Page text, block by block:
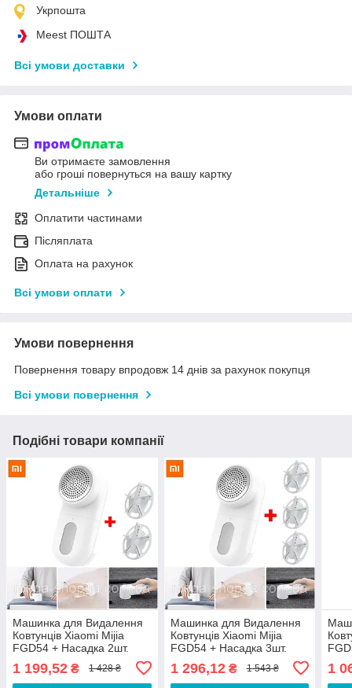
Укрпошта
Meest ПОШТА
Всі умови доставки
Умови оплати
Ви отримаєте замовлення
або гроші повернуться на вашу картку
Детальніше
Оплатити частинами
Післяплата
Оплата на рахунок
Всі умови оплати
Умови повернення
Повернення товару впродовж 14 днів за рахунок покупця
Всі умови повернення
Подібні товари компанії
Машинка для Видалення
Ковтунців Xiaomi Mijia
FGD54 + Насадка 2шт.
катишків
1 199,52 ₴ 1 428 ₴
Машинка для Видалення
Ковтунців Xiaomi Mijia
FGD54 + Насадка 3шт.
катишків
1 296,12₴ 1 543 ₴ 1